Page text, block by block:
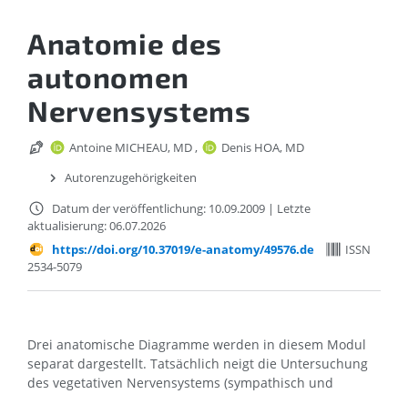
Anatomie des
autonomen
Nervensystems
Antoine MICHEAU, MD ,
Denis HOA, MD
Autorenzugehörigkeiten
Datum der veröffentlichung: 10.09.2009 | Letzte
aktualisierung: 06.07.2026
https://doi.org/10.37019/e-anatomy/49576.de
ISSN
2534-5079
Drei anatomische Diagramme werden in diesem Modul
separat dargestellt. Tatsächlich neigt die Untersuchung
des vegetativen Nervensystems (sympathisch und